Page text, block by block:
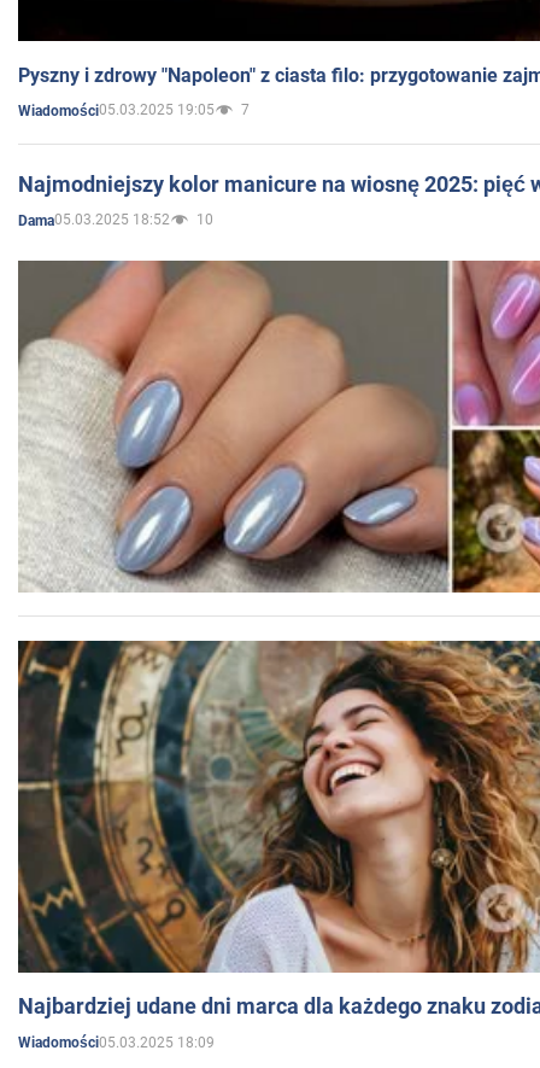
Pyszny i zdrowy "Napoleon" z ciasta filo: przygotowanie
Wiadomości05.03.2025 19:05 7
Najmodniejszy kolor manicure na wiosnę 2025: pięć
Dama05.03.2025 18:52 10
Najbardziej udane dni marca dla każdego znaku
Wiadomości05.03.2025 18:09